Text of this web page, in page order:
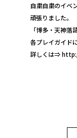
自粛自粛のイベ
頑張りました。
「博多・天神
各プレイガイド
詳しくは⇒